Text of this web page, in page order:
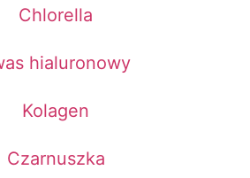
Chlorella
hialuronowy
Kolagen
Czarnuszka